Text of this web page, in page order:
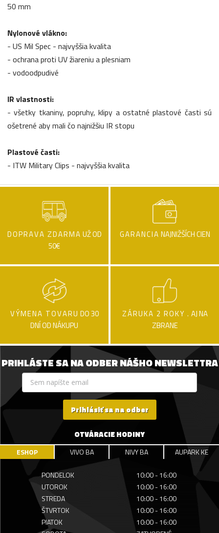
50 mm
Nylonové vlákno:
- US Mil Spec - najvyššia kvalita
- ochrana proti UV žiareniu a plesniam
- vodoodpudivé
IR vlastnosti:
- všetky tkaniny, popruhy, klipy a ostatné plastové časti sú
ošetrené aby mali čo najnižšiu IR stopu
Plastové časti:
- ITW Military Clips - najvyššia kvalita
DOPRAVA ZDARMA UŽ OD
50€
GARANCIA NAJNIŽŠÍCH CIEN
VÝMENA TOVARU DO 30
DNÍ OD NÁKUPU
ZÁRUKA 2 ROKY . AJ NA
ZBRANE
PRIHLÁSTE SA NA ODBER NÁŠHO NEWSLETTRA
Prihlásiť sa na odber
OTVÁRACIE HODINY
ESHOP VIVO BA NIVY BA AUPARK KE
PONDELOK
10:00 - 16:00
UTOROK
10:00 - 16:00
STREDA
10:00 - 16:00
ŠTVRTOK
10:00 - 16:00
PIATOK
10:00 - 16:00